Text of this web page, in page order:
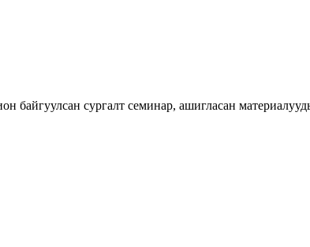
байгуулсан сургалт семинар, ашигласан